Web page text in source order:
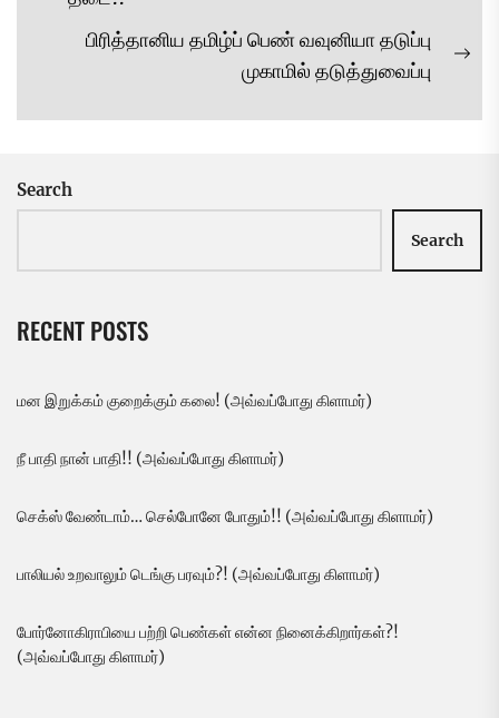
பிரித்தானிய தமிழ்ப் பெண் வவுனியா தடுப்பு
முகாமில் தடுத்துவைப்பு
Search
Search
RECENT POSTS
மன இறுக்கம் குறைக்கும் கலை! (அவ்வப்போது கிளாமர்)
நீ பாதி நான் பாதி!! (அவ்வப்போது கிளாமர்)
செக்ஸ் வேண்டாம்… செல்போனே போதும்!! (அவ்வப்போது கிளாமர்)
பாலியல் உறவாலும் டெங்கு பரவும்?! (அவ்வப்போது கிளாமர்)
போர்னோகிராபியை பற்றி பெண்கள் என்ன நினைக்கிறார்கள்?!
(அவ்வப்போது கிளாமர்)